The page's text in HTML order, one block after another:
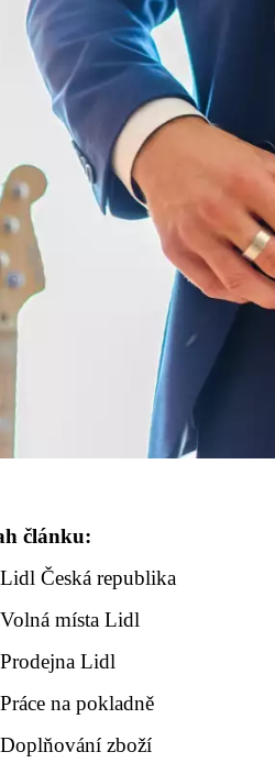
článku:
Lidl Česká republika
Volná místa Lidl
Prodejna Lidl
Práce na pokladně
Doplňování zboží